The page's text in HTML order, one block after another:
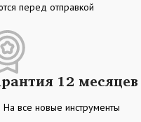
перед отправкой
12 месяцев
На все новые инструменты